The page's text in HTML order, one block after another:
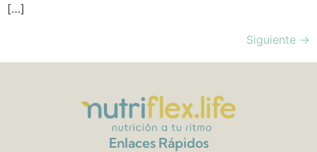
[…]
Siguiente →
Enlaces Rápidos